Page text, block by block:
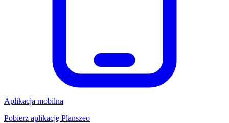
Aplikacja mobilna
Pobierz aplikację Planszeo